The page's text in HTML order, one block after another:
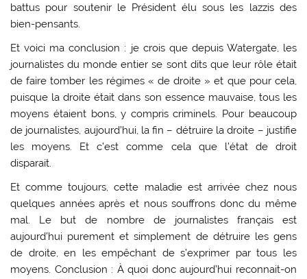
battus pour soutenir le Président élu sous les lazzis des
bien-pensants.
Et voici ma conclusion : je crois que depuis Watergate, les
journalistes du monde entier se sont dits que leur rôle était
de faire tomber les régimes « de droite » et que pour cela,
puisque la droite était dans son essence mauvaise, tous les
moyens étaient bons, y compris criminels. Pour beaucoup
de journalistes, aujourd’hui, la fin – détruire la droite – justifie
les moyens. Et c’est comme cela que l’état de droit
disparait.
Et comme toujours, cette maladie est arrivée chez nous
quelques années après et nous souffrons donc du même
mal. Le but de nombre de journalistes français est
aujourd’hui purement et simplement de détruire les gens
de droite, en les empêchant de s’exprimer par tous les
moyens. Conclusion : À quoi donc aujourd’hui reconnait-on